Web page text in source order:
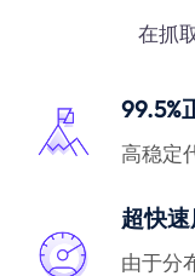
在抓
99.5%
高稳定
超快
由于分